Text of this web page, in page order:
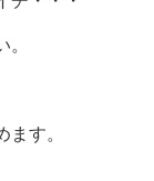
ます。